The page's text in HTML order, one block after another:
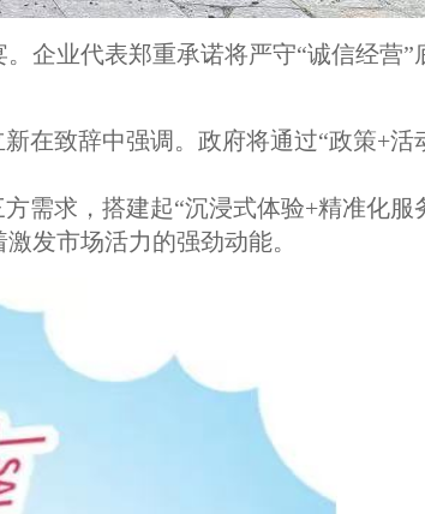
企业代表郑重承诺将严守“诚信经营”
在致辞中强调。政府将通过“政策+活
需求，搭建起“沉浸式体验+精准化服
发市场活力的强劲动能。